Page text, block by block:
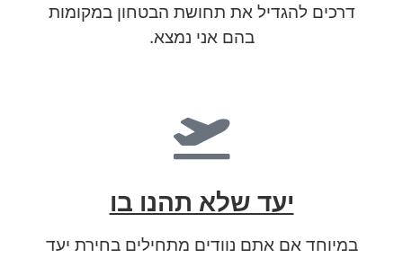
דרכים להגדיל את תחושת הבטחון במקומות
בהם אני נמצא.
יעד שלא תהנו בו
במיוחד אם אתם נוודים מתחילים בחירת יעד